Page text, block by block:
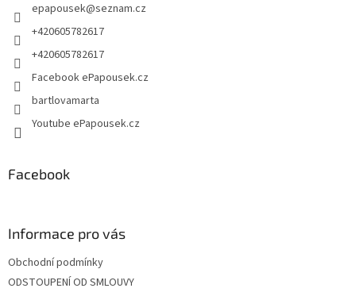
epapousek@seznam.cz
+420605782617
+420605782617
Facebook ePapousek.cz
bartlovamarta
Youtube ePapousek.cz
Facebook
Informace pro vás
Obchodní podmínky
ODSTOUPENÍ OD SMLOUVY